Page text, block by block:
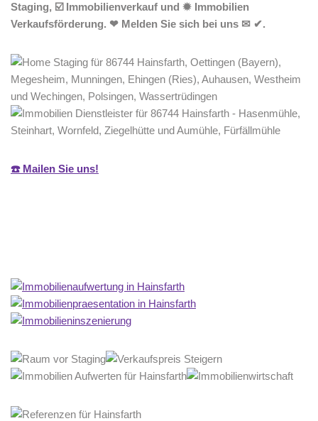
Staging, ☑️ Immobilienverkauf und ✹ Immobilien
Verkaufsförderung. ❤ Melden Sie sich bei uns ✉ ✔.
☎️ Mailen Sie uns!